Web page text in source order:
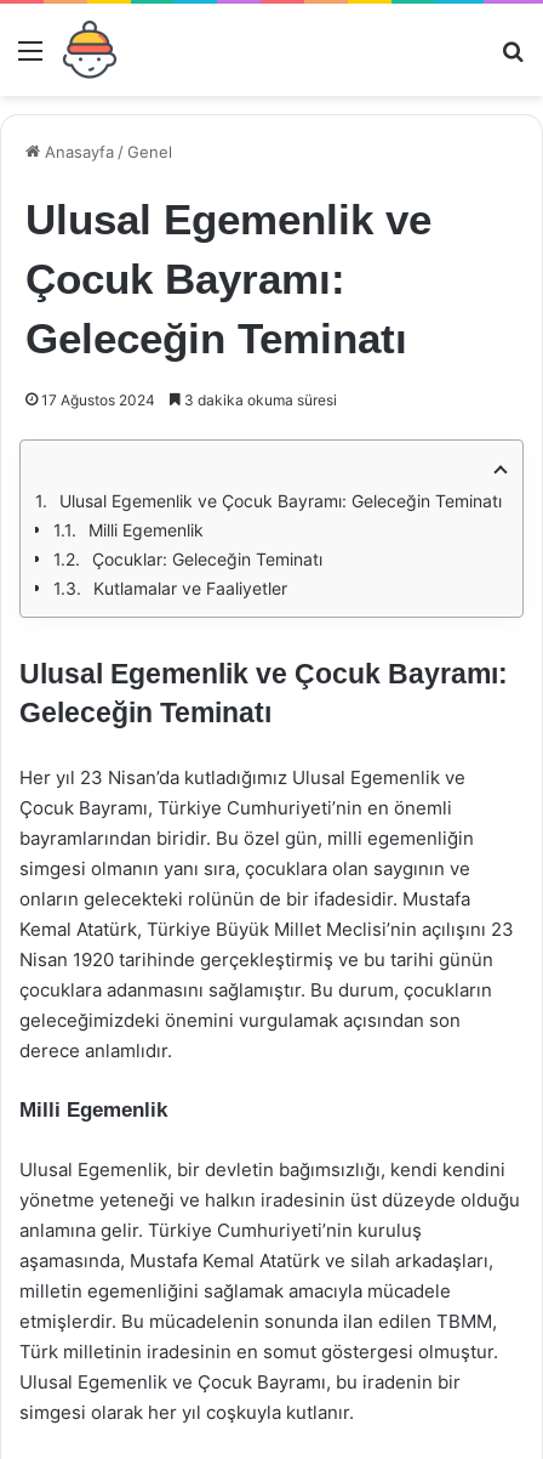
Menü
Anasayfa /Genel
Ulusal Egemenlik ve
Çocuk Bayramı:
Geleceğin Teminatı
17 Ağustos 2024 3 dakika okuma süresi
Ulusal Egemenlik ve Çocuk Bayramı: Geleceğin Teminatı
Milli Egemenlik
Çocuklar: Geleceğin Teminatı
Kutlamalar ve Faaliyetler
Ulusal Egemenlik ve Çocuk Bayramı:
Geleceğin Teminatı
Her yıl 23 Nisan’da kutladığımız Ulusal Egemenlik ve
Çocuk Bayramı, Türkiye Cumhuriyeti’nin en önemli
bayramlarından biridir. Bu özel gün, milli egemenliğin
simgesi olmanın yanı sıra, çocuklara olan saygının ve
onların gelecekteki rolünün de bir ifadesidir. Mustafa
Kemal Atatürk, Türkiye Büyük Millet Meclisi’nin açılışını 23
Nisan 1920 tarihinde gerçekleştirmiş ve bu tarihi günün
çocuklara adanmasını sağlamıştır. Bu durum, çocukların
geleceğimizdeki önemini vurgulamak açısından son
derece anlamlıdır.
Milli Egemenlik
Ulusal Egemenlik, bir devletin bağımsızlığı, kendi kendini
yönetme yeteneği ve halkın iradesinin üst düzeyde olduğu
anlamına gelir. Türkiye Cumhuriyeti’nin kuruluş
aşamasında, Mustafa Kemal Atatürk ve silah arkadaşları,
milletin egemenliğini sağlamak amacıyla mücadele
etmişlerdir. Bu mücadelenin sonunda ilan edilen TBMM,
Türk milletinin iradesinin en somut göstergesi olmuştur.
Ulusal Egemenlik ve Çocuk Bayramı, bu iradenin bir
simgesi olarak her yıl coşkuyla kutlanır.